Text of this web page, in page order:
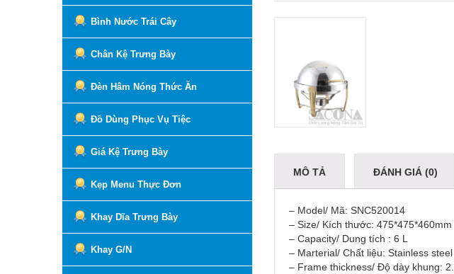
MÔ TẢ ĐÁNH GIÁ (0)
– Model/ Mã: SNC520014
– Size/ Kích thước: 475*475*460mm
– Capacity/ Dung tích : 6 L
– Marterial/ Chất liệu: Stainless steel
– Frame thickness/ Độ dày khung:
Bình Nước Trái Cây
Chân Kệ Trưng Bày
Đèn Hâm Nóng Thức Ăn
Đồ Dùng Phục Vụ Tiệc
Giá Kệ Trưng Bày
Kẹp Menu Thực Đơn
Khay Dĩa Trưng Bày
Khay G/N